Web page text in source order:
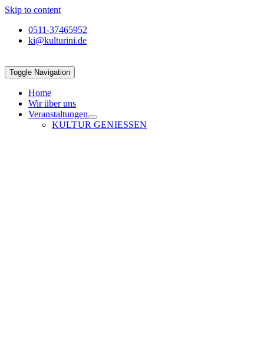
Skip to content
0511-37465952
ki@kulturini.de
Toggle Navigation
Home
Wir über uns
Veranstaltungen
KULTUR GENIESSEN